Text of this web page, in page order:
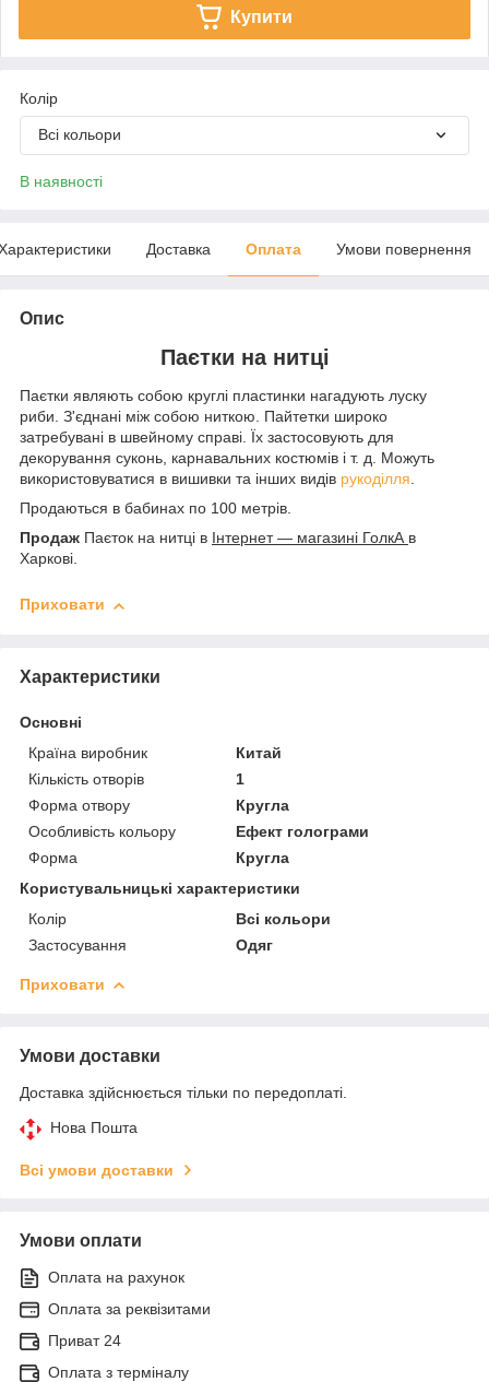
Купити
Колір
Всі кольори
В наявності
Доставка Оплата Умови повернення
Опис
Паєтки на нитці
Паєтки являють собою круглі пластинки нагадують луску
риби. З'єднані між собою ниткою. Пайтетки широко
затребувані в швейному справі. Їх застосовують для
декорування суконь, карнавальних костюмів і т. д. Можуть
використовуватися в вишивки та інших видів рукоділля.
Продаються в бабинах по 100 метрів.
Продаж Паєток на нитці в Інтернет ― магазині ГолкА в
Харкові.
Приховати
Характеристики
Основні
Країна виробник
Китай
Кількість отворів
1
Форма отвору
Кругла
Особливість кольору
Ефект голограми
Форма
Кругла
Користувальницькі характеристики
Колір
Всі кольори
Застосування
Одяг
Приховати
Умови доставки
Доставка здійснюється тільки по передоплаті.
Нова Пошта
Всі умови доставки
Умови оплати
Оплата на рахунок
Оплата за реквізитами
Приват 24
Оплата з терміналу